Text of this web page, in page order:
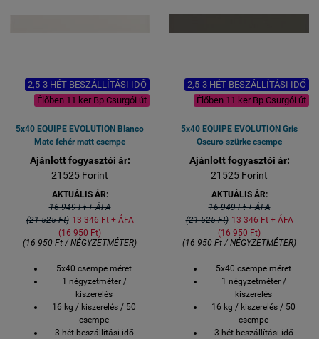
2,5-3 HÉT BESZÁLLÍTÁSI IDŐ
Élőben 11 ker Bp Csurgói út
5x40 EQUIPE EVOLUTION Blanco
Mate fehér matt csempe
Ajánlott fogyasztói ár:
21525 Forint
AKTUÁLIS ÁR:
16 949 Ft + ÁFA
(21 525 Ft) 13 346 Ft + ÁFA
(16 950 Ft)
(16 950 Ft / NÉGYZETMÉTER)
5x40 csempe méret
1 négyzetméter /
kiszerelés
16 kg / kiszerelés / 50
csempe
3 hét beszállítási idő
2,5-3 HÉT BESZÁLLÍTÁSI IDŐ
Élőben 11 ker Bp Csurgói út
5x40 EQUIPE EVOLUTION Gris
Oscuro szürke csempe
Ajánlott fogyasztói ár:
21525 Forint
AKTUÁLIS ÁR:
16 949 Ft + ÁFA
(21 525 Ft) 13 346 Ft + ÁFA
(16 950 Ft)
(16 950 Ft / NÉGYZETMÉTER)
5x40 csempe méret
1 négyzetméter /
kiszerelés
16 kg / kiszerelés / 50
csempe
3 hét beszállítási idő